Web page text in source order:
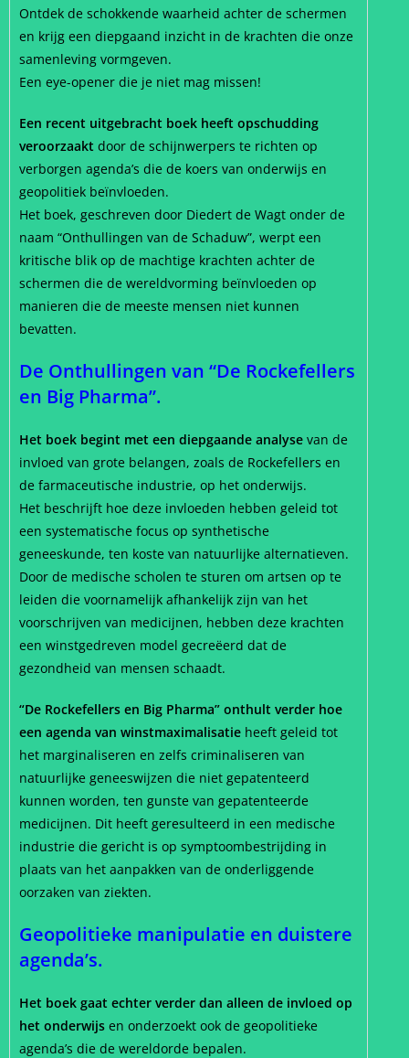
Ontdek de schokkende waarheid achter de schermen
en krijg een diepgaand inzicht in de krachten die onze
samenleving vormgeven.
Een eye-opener die je niet mag missen!
Een recent uitgebracht boek heeft opschudding
veroorzaakt door de schijnwerpers te richten op
verborgen agenda’s die de koers van onderwijs en
geopolitiek beïnvloeden.
Het boek, geschreven door Diedert de Wagt onder de
naam “Onthullingen van de Schaduw”, werpt een
kritische blik op de machtige krachten achter de
schermen die de wereldvorming beïnvloeden op
manieren die de meeste mensen niet kunnen
bevatten.
De Onthullingen van “De Rockefellers
en Big Pharma”.
Het boek begint met een diepgaande analyse van de
invloed van grote belangen, zoals de Rockefellers en
de farmaceutische industrie, op het onderwijs.
Het beschrijft hoe deze invloeden hebben geleid tot
een systematische focus op synthetische
geneeskunde, ten koste van natuurlijke alternatieven.
Door de medische scholen te sturen om artsen op te
leiden die voornamelijk afhankelijk zijn van het
voorschrijven van medicijnen, hebben deze krachten
een winstgedreven model gecreëerd dat de
gezondheid van mensen schaadt.
“De Rockefellers en Big Pharma” onthult verder hoe
een agenda van winstmaximalisatie heeft geleid tot
het marginaliseren en zelfs criminaliseren van
natuurlijke geneeswijzen die niet gepatenteerd
kunnen worden, ten gunste van gepatenteerde
medicijnen. Dit heeft geresulteerd in een medische
industrie die gericht is op symptoombestrijding in
plaats van het aanpakken van de onderliggende
oorzaken van ziekten.
Geopolitieke manipulatie en duistere
agenda’s.
Het boek gaat echter verder dan alleen de invloed op
het onderwijs en onderzoekt ook de geopolitieke
agenda’s die de wereldorde bepalen.